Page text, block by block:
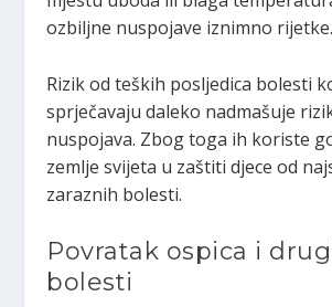
ozbiljne nuspojave iznimno rijetke.
Rizik od teških posljedica bolesti
sprječavaju daleko nadmašuje
nuspojava. Zbog toga ih koriste
zemlje svijeta u zaštiti djece od
zaraznih bolesti.
Povratak ospica i
bolesti